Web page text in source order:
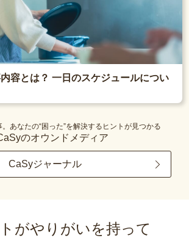
容とは？ 一日のスケジュールについ
あなたの“困った”を解決するヒントが見つかる
のオウンドメディア
CaSyジャーナル
がやりがいを持って